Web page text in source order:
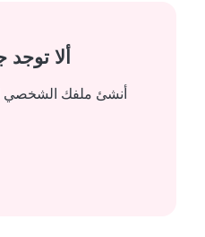
ألا
أنشئ ملفك الشخصي